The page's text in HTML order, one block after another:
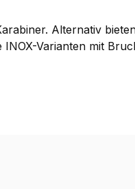
Alternativ
Varianten mit